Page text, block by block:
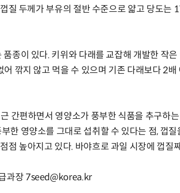
질 두께가 부유의 절반 수준으로 얇고 당도는
품종이 있다. 키위와 다래를 교잡해 개발한 작
어 깎지 않고 먹을 수 있으며 기존 다래보다 2
간편하면서 영양소가 풍부한 식품을 추구하
한 영양소를 그대로 섭취할 수 있다는 점, 껍
점 높아지고 있다. 바야흐로 과일 시장에 껍질
과장 7seed@korea.kr